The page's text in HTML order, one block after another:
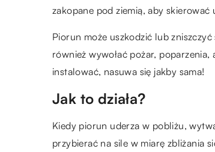
zakopane pod ziemią, aby
Piorun może uszkodzić lub
również wywołać pożar,
instalować, nasuwa się jakby sama!
Jak to działa?
Kiedy piorun uderza w pobliżu,
przybierać na sile w miarę zbliżania